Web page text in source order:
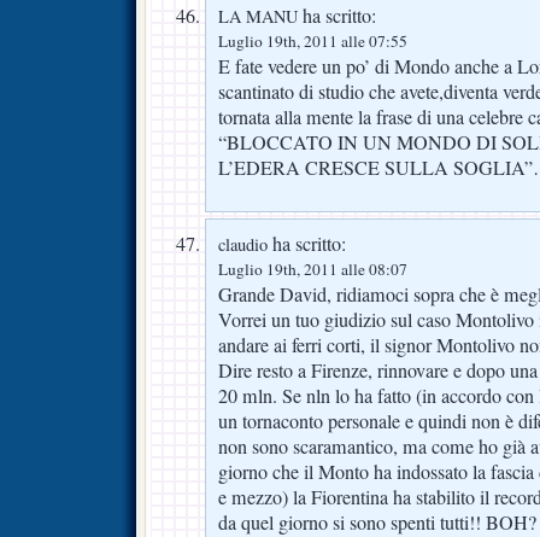
LA MANU ha scritto:
Luglio 19th, 2011 alle 07:55
E fate vedere un po’ di Mondo anche a
scantinato di studio che avete,diventa
tornata alla mente la frase di una celebre
“BLOCCATO IN UN MONDO DI
L’EDERA CRESCE SULLA
claudio ha scritto:
Luglio 19th, 2011 alle 08:07
Grande David, ridiamoci sopra che è
Vorrei un tuo giudizio sul caso Montolivo
andare ai ferri corti, il signor Montolivo
Dire resto a Firenze, rinnovare e dopo
20 mln. Se nln lo ha fatto (in accordo
un tornaconto personale e quindi non è
non sono scaramantico, ma come ho già
giorno che il Monto ha indossato la
e mezzo) la Fiorentina ha stabilito il
da quel giorno si sono spenti tutti!! BOH?